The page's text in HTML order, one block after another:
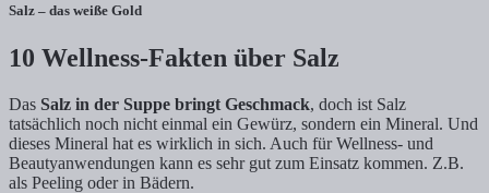
Salz – das weiße Gold
10 Wellness-Fakten über Salz
Das Salz in der Suppe bringt Geschmack, doch ist Salz
tatsächlich noch nicht einmal ein Gewürz, sondern ein Mineral. Und
dieses Mineral hat es wirklich in sich. Auch für Wellness- und
Beautyanwendungen kann es sehr gut zum Einsatz kommen. Z.B.
als Peeling oder in Bädern.